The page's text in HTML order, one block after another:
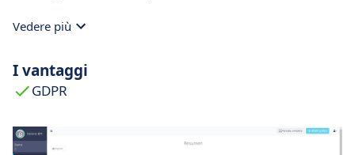
Vedere più
I vantaggi
GDPR